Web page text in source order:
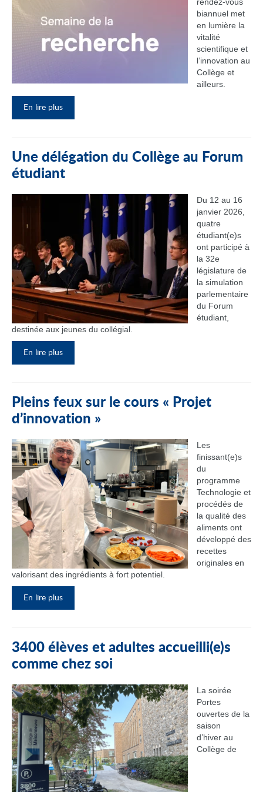
biannuel met
en lumière la
vitalité
scientifique et
l’innovation au
Collège et
ailleurs.
En lire plus
Une délégation du Collège au Forum
étudiant
Du 12 au 16
janvier 2026,
quatre
étudiant(e)s
ont participé à
la 32e
législature de
la simulation
parlementaire
du Forum
étudiant,
destinée aux jeunes du collégial.
En lire plus
Pleins feux sur le cours « Projet
d’innovation »
Les
finissant(e)s
du
programme
Technologie et
procédés de
la qualité des
aliments ont
développé des
recettes
originales en
valorisant des ingrédients à fort potentiel.
En lire plus
3400 élèves et adultes accueilli(e)s
comme chez soi
La soirée
Portes
ouvertes de la
saison
d’hiver au
Collège de